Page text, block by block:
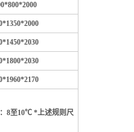
8至10℃ *上述规则尺